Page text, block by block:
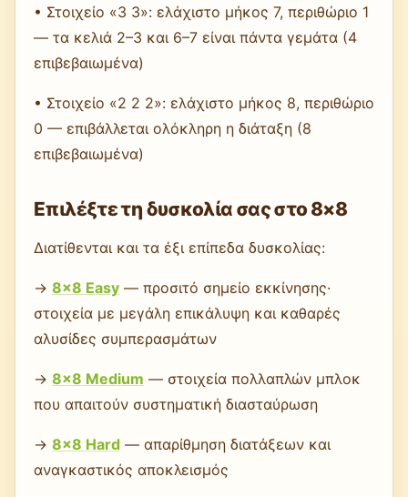
• Στοιχείο «3 3»: ελάχιστο μήκος 7, περιθώριο 1
— τα κελιά 2–3 και 6–7 είναι πάντα γεμάτα (4
επιβεβαιωμένα)
• Στοιχείο «2 2 2»: ελάχιστο μήκος 8, περιθώριο
0 — επιβάλλεται ολόκληρη η διάταξη (8
επιβεβαιωμένα)
Επιλέξτε τη δυσκολία σας στο 8×8
Διατίθενται και τα έξι επίπεδα δυσκολίας:
→ 8×8 Easy — προσιτό σημείο εκκίνησης·
στοιχεία με μεγάλη επικάλυψη και καθαρές
αλυσίδες συμπερασμάτων
→ 8×8 Medium — στοιχεία πολλαπλών μπλοκ
που απαιτούν συστηματική διασταύρωση
→ 8×8 Hard — απαρίθμηση διατάξεων και
αναγκαστικός αποκλεισμός